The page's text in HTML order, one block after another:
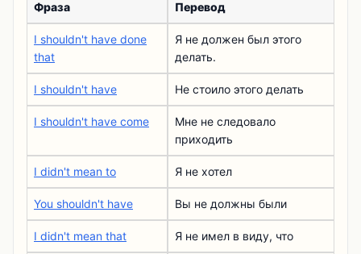
Фраза Перевод
I shouldn't have done
that
Я не должен был этого
делать.
I shouldn't have Не стоило этого делать
I shouldn't have come
Мне не следовало
приходить
I didn't mean to Я не хотел
You shouldn't have Вы не должны были
I didn't mean that Я не имел в виду, что